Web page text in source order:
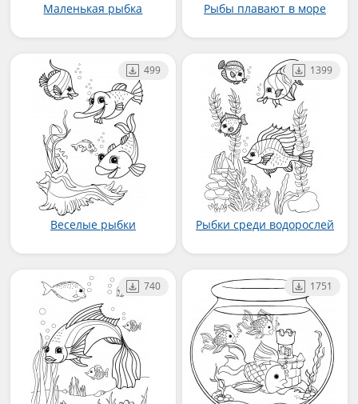
Маленькая рыбка Рыбы плавают в море
Веселые рыбки
499
Рыбки среди водорослей
1399
740 1751